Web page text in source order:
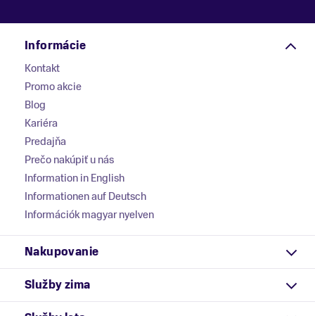
Informácie
Kontakt
Promo akcie
Blog
Kariéra
Predajňa
Prečo nakúpiť u nás
Information in English
Informationen auf Deutsch
Információk magyar nyelven
Nakupovanie
Služby zima